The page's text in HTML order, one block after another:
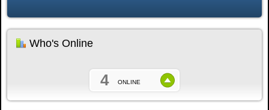
Who's Online
4 ONLINE